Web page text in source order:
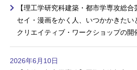
【理工学研究科建築・都市学専攻総
セイ・漫画をかく人、いつかかきた
クリエイティブ・ワークショップの開
2026年6月10日